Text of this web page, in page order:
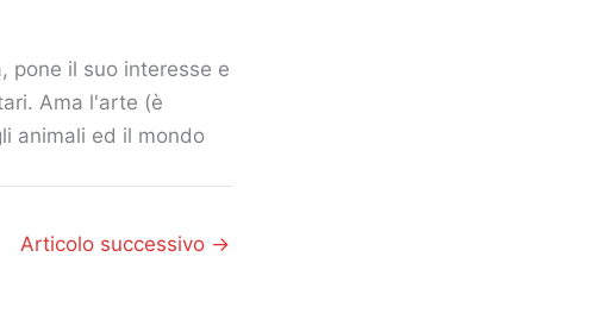
pone il suo interesse e
Ama l'arte (è
animali ed il mondo
Articolo successivo →